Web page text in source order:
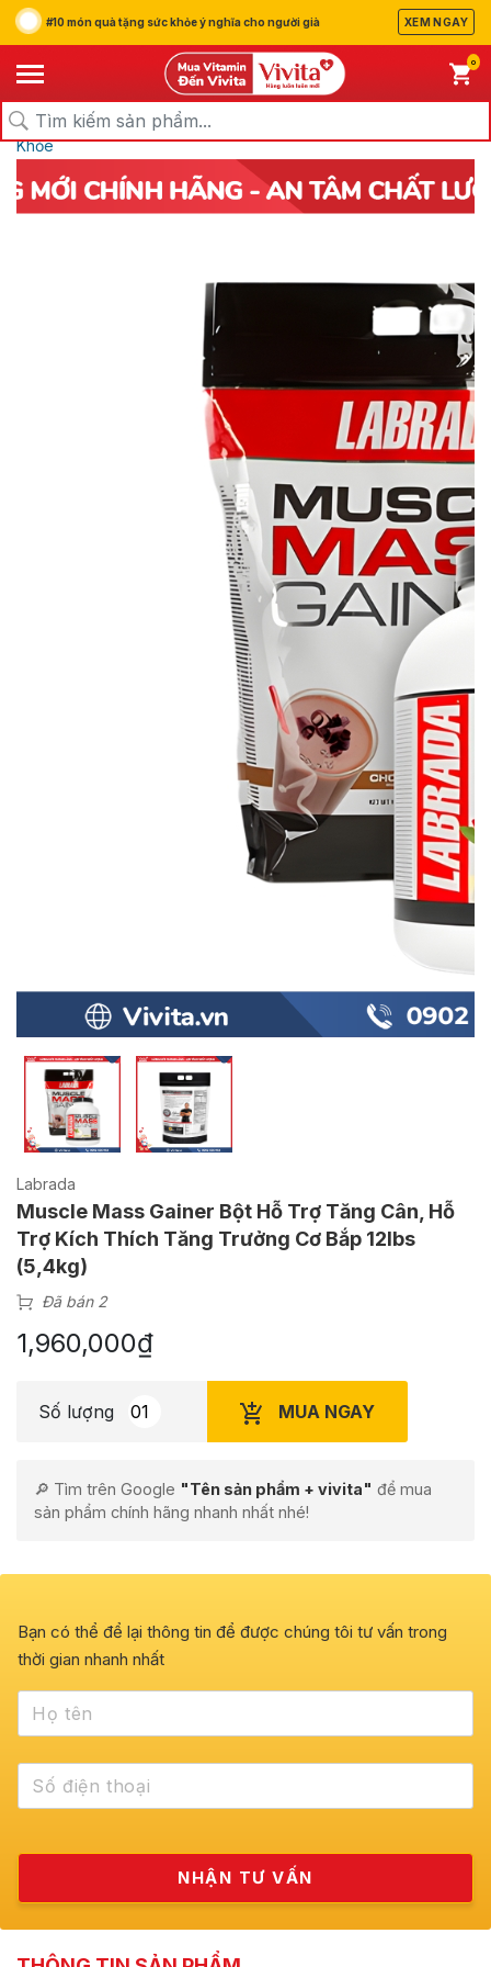
#10 món quà tặng sức khỏe ý nghĩa cho người già XEM NGAY
0
Trang chủ/Sản Phẩm/Thực Phẩm Chức Năng
Khỏe
Labrada
Muscle Mass Gainer Bột Hỗ Trợ Tăng Cân, Hỗ
Trợ Kích Thích Tăng Trưởng Cơ Bắp 12lbs
(5,4kg)
Đã bán 2
1,960,000₫
Số lượng MUA NGAY
🔎 Tìm trên Google "Tên sản phẩm + vivita" để mua
sản phẩm chính hãng nhanh nhất nhé!
Bạn có thể để lại thông tin để được chúng tôi tư vấn trong
thời gian nhanh nhất